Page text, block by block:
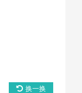
换一换